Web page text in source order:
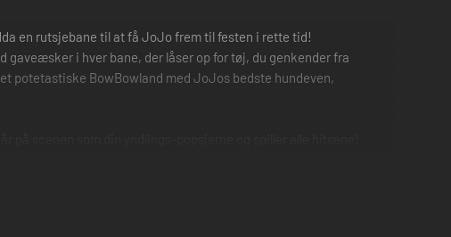
en rutsjebane til at få JoJo frem til festen i rette tid!
gaveæsker i hver bane, der låser op for tøj, du genkender fra
potetastiske BowBowland med JoJos bedste hundeven,